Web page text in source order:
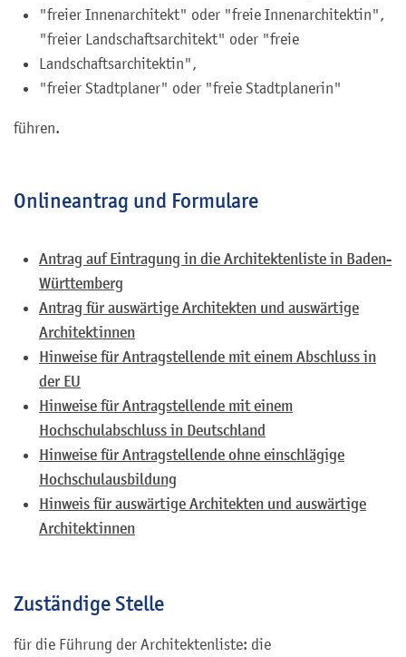
"freier Innenarchitekt" oder "freie Innenarchitektin",
"freier Landschaftsarchitekt" oder "freie
Landschaftsarchitektin",
"freier Stadtplaner" oder "freie Stadtplanerin"
führen.
Onlineantrag und Formulare
Antrag auf Eintragung in die Architektenliste in Baden-
Württemberg
Antrag für auswärtige Architekten und auswärtige
Architektinnen
Hinweise für Antragstellende mit einem Abschluss in
der EU
Hinweise für Antragstellende mit einem
Hochschulabschluss in Deutschland
Hinweise für Antragstellende ohne einschlägige
Hochschulausbildung
Hinweis für auswärtige Architekten und auswärtige
Architektinnen
Zuständige Stelle
für die Führung der Architektenliste: die